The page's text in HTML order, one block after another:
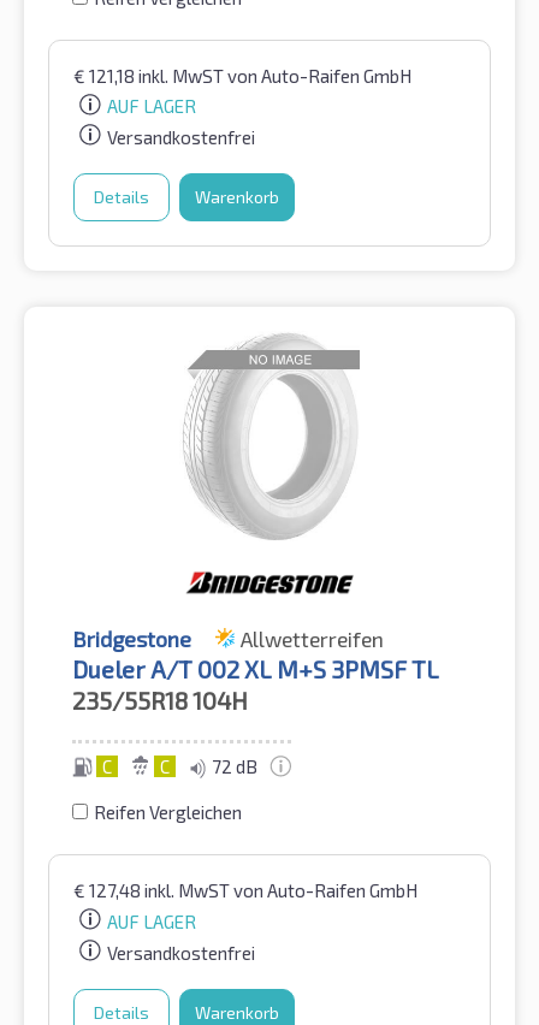
€ 121,18 inkl. MwSTvon Auto-Raifen GmbH
AUF LAGER
Versandkostenfrei
Details Warenkorb
Bridgestone Allwetterreifen
Dueler A/T 002 XL M+S 3PMSF TL
235/55R18104H
C C 72 dB
Reifen Vergleichen
€ 127,48 inkl. MwSTvon Auto-Raifen GmbH
AUF LAGER
Versandkostenfrei
Details Warenkorb